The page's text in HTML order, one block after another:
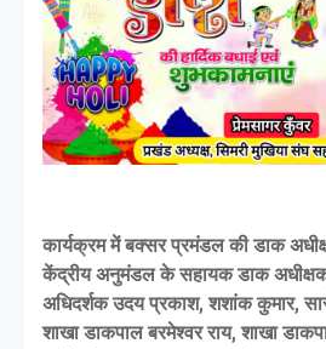
कार्यक्रम में बक्सर प्रमंडल की डाक
केंद्रीय अनुमंडल के सहायक डाक
अधिदर्शक उदय प्रकाश, शशांक कुमार,
शाखा डाकपाल बरमेश्वर राय, शाखा